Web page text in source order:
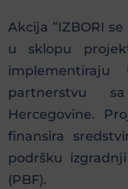
Akcija ”IZBORI se
u sklopu
implementiraju
partnerstvu
Hercegovine.
finansira
podršku
(PBF).